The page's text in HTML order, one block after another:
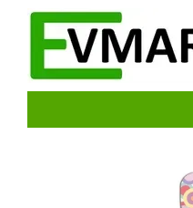
Перейти до основного контенту